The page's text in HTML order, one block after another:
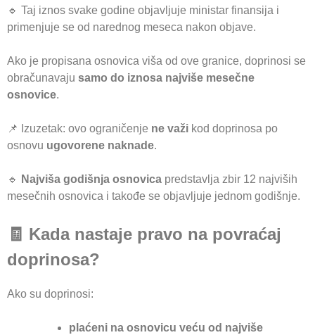
🔹 Taj iznos svake godine objavljuje ministar finansija i
primenjuje se od narednog meseca nakon objave.
Ako je propisana osnovica viša od ove granice, doprinosi se
obračunavaju samo do iznosa najviše mesečne
osnovice.
📌 Izuzetak: ovo ograničenje ne važi kod doprinosa po
osnovu ugovorene naknade.
🔹 Najviša godišnja osnovica predstavlja zbir 12 najviših
mesečnih osnovica i takođe se objavljuje jednom godišnje.
🧾 Kada nastaje pravo na povraćaj
doprinosa?
Ako su doprinosi:
plaćeni na osnovicu veću od najviše